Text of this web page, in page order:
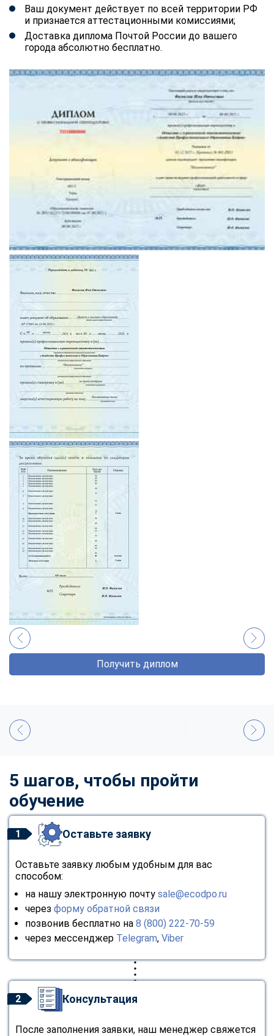
Ваш документ действует по всей территории РФ
и признается аттестационными комиссиями;
Доставка диплома Почтой России до вашего
города абсолютно бесплатно.
Получить диплом
5 шагов, чтобы пройти
обучение
1 Оставьте заявку
Оставьте заявку любым удобным для вас
способом:
на нашу электронную почту sale@ecodpo.ru
через форму обратной связи
позвонив бесплатно на 8 (800) 222-70-59
через мессенджер Telegram, Viber
2 Консультация
После заполнения заявки, наш менеджер свяжется